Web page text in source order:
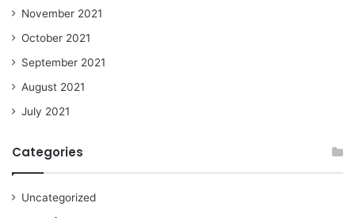
November 2021
October 2021
September 2021
August 2021
July 2021
Categories
Uncategorized